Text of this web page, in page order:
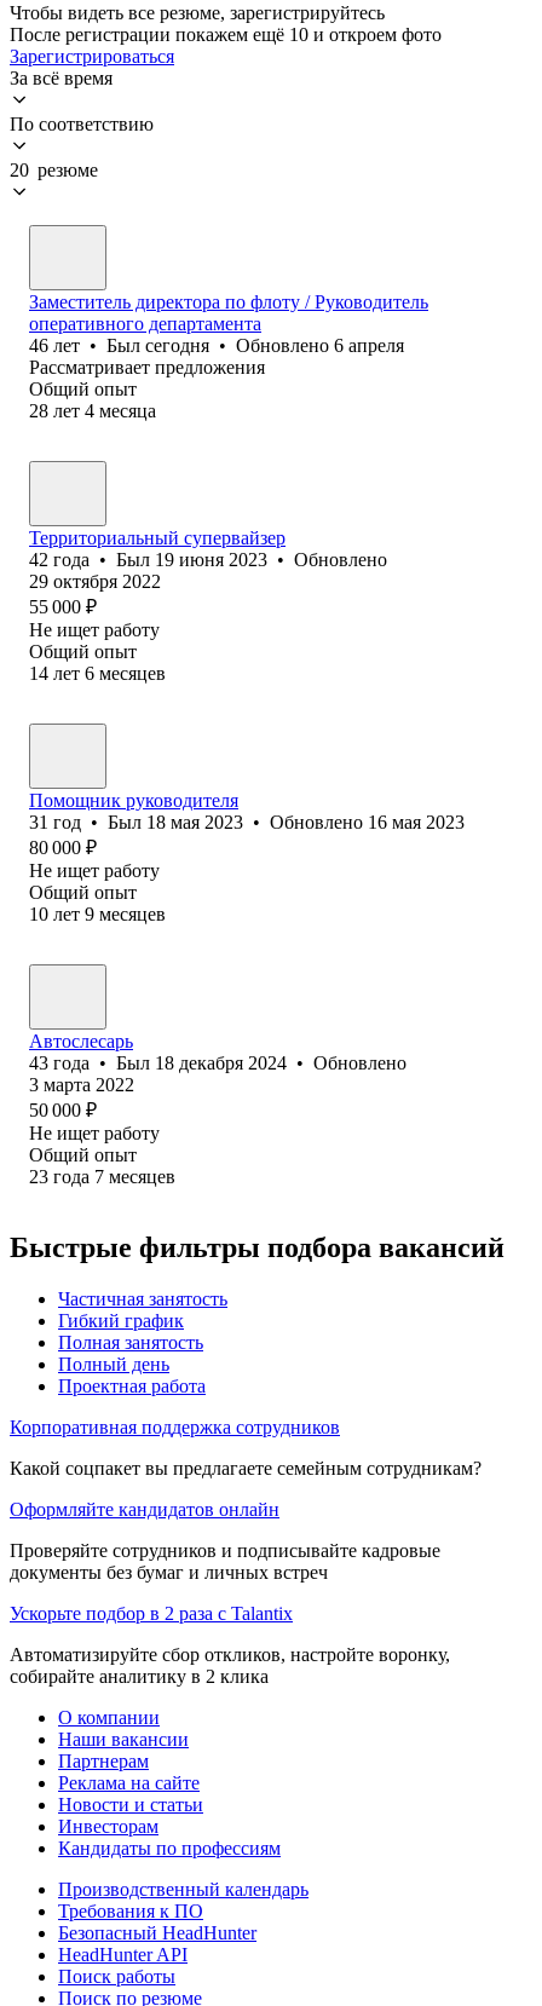
Чтобы видеть все резюме, зарегистрируйтесь
После регистрации покажем ещё 10 и откроем фото
Зарегистрироваться
За всё время
По соответствию
20 резюме
Заместитель директора по флоту / Руководитель
оперативного департамента
46 лет • Был сегодня • Обновлено 6 апреля
Рассматривает предложения
Общий опыт
28 лет 4 месяца
Территориальный супервайзер
42 года • Был 19 июня 2023 • Обновлено
29 октября 2022
55 000 ₽
Не ищет работу
Общий опыт
14 лет 6 месяцев
Помощник руководителя
31 год • Был 18 мая 2023 • Обновлено 16 мая 2023
80 000 ₽
Не ищет работу
Общий опыт
10 лет 9 месяцев
Автослесарь
43 года • Был 18 декабря 2024 • Обновлено
3 марта 2022
50 000 ₽
Не ищет работу
Общий опыт
23 года 7 месяцев
Быстрые фильтры подбора вакансий
Частичная занятость
Гибкий график
Полная занятость
Полный день
Проектная работа
Корпоративная поддержка сотрудников
Какой соцпакет вы предлагаете семейным сотрудникам?
Оформляйте кандидатов онлайн
Проверяйте сотрудников и подписывайте кадровые
документы без бумаг и личных встреч
Ускорьте подбор в 2 раза с Talantix
Автоматизируйте сбор откликов, настройте воронку,
собирайте аналитику в 2 клика
О компании
Наши вакансии
Партнерам
Реклама на сайте
Новости и статьи
Инвесторам
Кандидаты по профессиям
Производственный календарь
Требования к ПО
Безопасный HeadHunter
HeadHunter API
Поиск работы
Поиск по резюме